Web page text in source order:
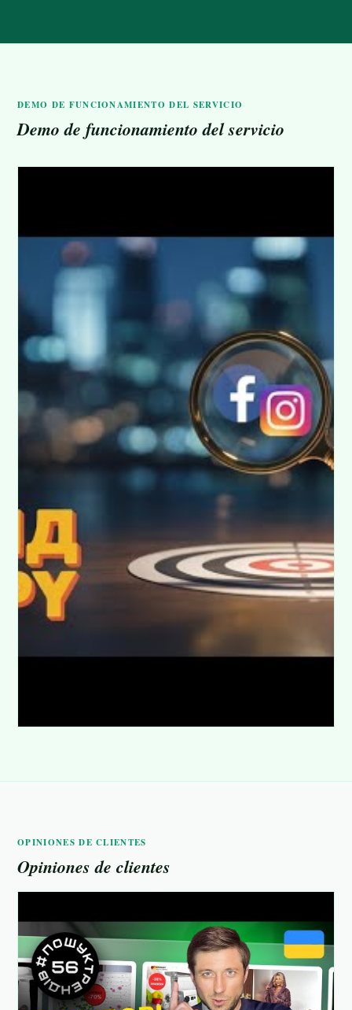
DEMO DE FUNCIONAMIENTO DEL SERVICIO
Demo de funcionamiento del servicio
OPINIONES DE CLIENTES
Opiniones de clientes